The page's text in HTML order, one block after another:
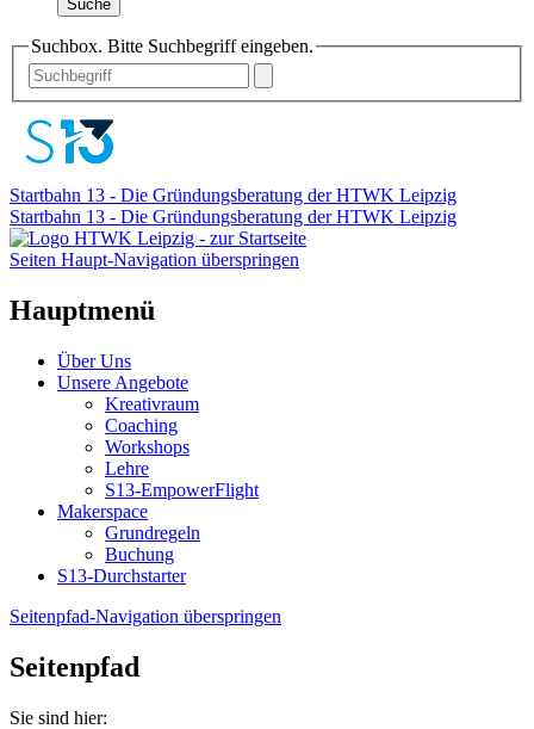
Suche
Suchbox. Bitte Suchbegriff eingeben.
Startbahn 13 - Die Gründungsberatung der HTWK Leipzig
Startbahn 13 - Die Gründungsberatung der HTWK Leipzig
Seiten Haupt-Navigation überspringen
Hauptmenü
Über Uns
Unsere Angebote
Kreativraum
Coaching
Workshops
Lehre
S13-EmpowerFlight
Makerspace
Grundregeln
Buchung
S13-Durchstarter
Seitenpfad-Navigation überspringen
Seitenpfad
Sie sind hier: